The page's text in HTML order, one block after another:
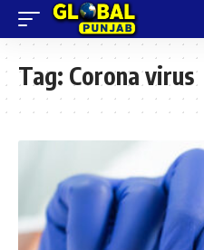
Tag: Corona virus